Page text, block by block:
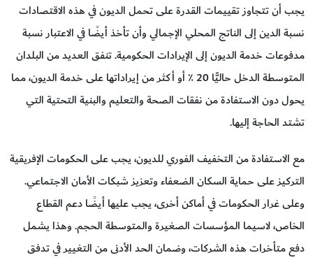
يجب أن تتجاوز تقييمات القدرة على تحمل الديون في هذه الاقتصادات
نسبة الدين إلى الناتج المحلي الإجمالي وأن تأخذ أيضًا في الاعتبار نسبة
مدفوعات خدمة الديون إلى الإيرادات الحكومية. تنفق العديد من البلدان
المتوسطة الدخل حاليًّا 20 ٪ أو أكثر من إيراداتها على خدمة الديون، مما
يحول دون الاستفادة من نفقات الصحة والتعليم والبنية التحتية التي
تشتد الحاجة إليها.
مع الاستفادة من التخفيف الفوري للديون، يجب على الحكومات الإفريقية
التركيز على حماية السكان الضعفاء وتعزيز شبكات الأمان الاجتماعي.
وعلى غرار الحكومات في أماكن أخرى، يجب عليها أيضًا دعم القطاع
الخاص، لاسيما المؤسسات الصغيرة والمتوسطة الحجم. وهذا يشمل
دفع متأخرات هذه الشركات، وضمان الحد الأدنى من التغيير في تدفق